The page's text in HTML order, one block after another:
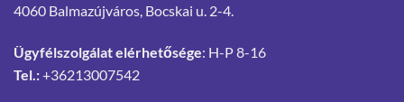
4060 Balmazújváros, Bocskai u. 2-4.
Ügyfélszolgálat elérhetősége: H-P 8-16
Tel.:+36213007542